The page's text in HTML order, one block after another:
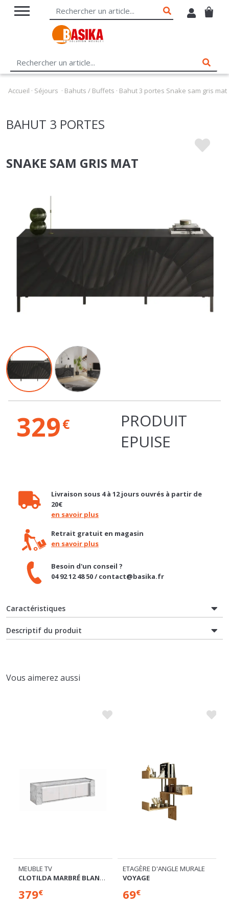
Accueil·Séjours·Bahuts / Buffets·Bahut 3 portes Snake sam gris mat
329€
PRODUIT
EPUISE
en savoir plus
Retrait gratuit en magasin
Besoin d'un conseil ?
Descriptif du produit
CLOTILDA MARBRÉ BLANC/LAQUÉ BLANC
379€
VOYAGE
69€